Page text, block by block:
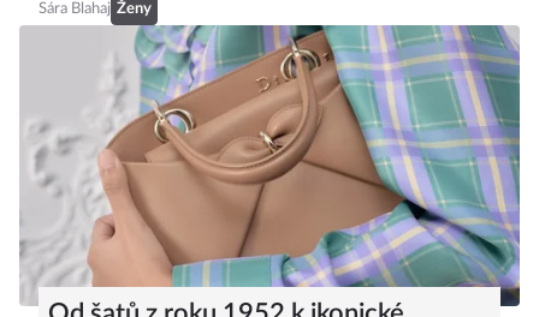
Sára Blahaj Ženy